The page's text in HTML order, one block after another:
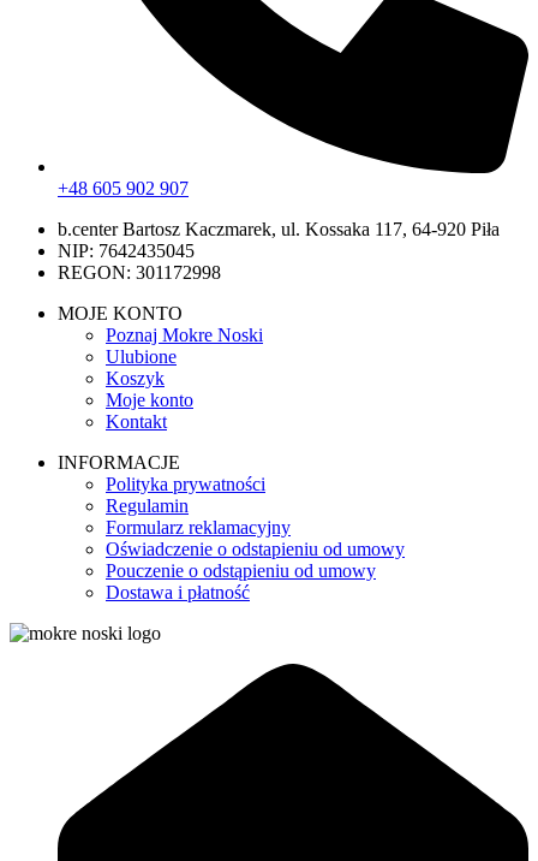
+48 605 902 907
b.center Bartosz Kaczmarek, ul. Kossaka 117, 64-920 Piła
NIP: 7642435045
REGON: 301172998
MOJE KONTO
Poznaj Mokre Noski
Ulubione
Koszyk
Moje konto
Kontakt
INFORMACJE
Polityka prywatności
Regulamin
Formularz reklamacyjny
Oświadczenie o odstapieniu od umowy
Pouczenie o odstąpieniu od umowy
Dostawa i płatność